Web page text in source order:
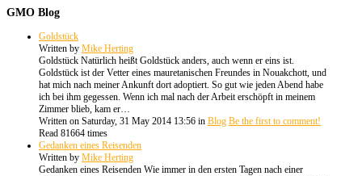
GMO Blog
Goldstück
Written by Mike Herting
Goldstück Natürlich heißt Goldstück anders, auch wenn er eins ist.
Goldstück ist der Vetter eines mauretanischen Freundes in Nouakchott, und
hat mich nach meiner Ankunft dort adoptiert. So gut wie jeden Abend habe
ich bei ihm gegessen. Wenn ich mal nach der Arbeit erschöpft in meinem
Zimmer blieb, kam er…
Written on Saturday, 31 May 2014 13:56 in Blog Be the first to comment!
Read 81664 times
Gedanken eines Reisenden
Written by Mike Herting
Gedanken eines Reisenden Wie immer in den ersten Tagen nach einer